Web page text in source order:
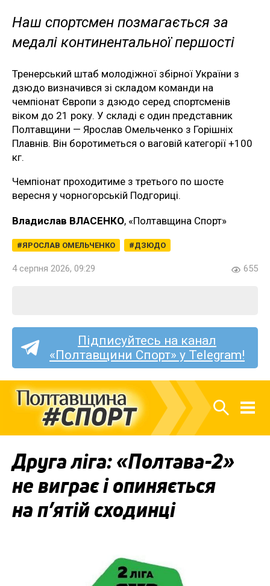
Наш спортсмен позмагається за
медалі континентальної першості
Тренерський штаб молодіжної збірної України з
дзюдо визначився зі складом команди на
чемпіонат Європи з дзюдо серед спортсменів
віком до 21 року. У складі є один представник
Полтавщини — Ярослав Омельченко з Горішніх
Плавнів. Він боротиметься о ваговій категорії +100
кг.
Чемпіонат проходитиме з третього по шосте
вересня у чорногорській Подгориці.
Владислав ВЛАСЕНКО, «Полтавщина Спорт»
ЯРОСЛАВ ОМЕЛЬЧЕНКО ДЗЮДО
4 серпня 2026, 09:29 655
Підписуйтесь на канал
«Полтавщини Спорт» у Telegram!
Друга ліга: «Полтава-2»
не виграє і опиняється
на п’ятій сходинці